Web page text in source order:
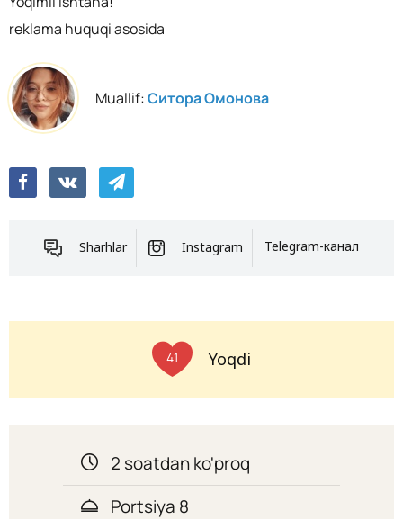
reklama huquqi asosida
Muallif:Ситора Омонова
Sharhlar Instagram Telegram-канал
41 Yoqdi
2 soatdan ko'proq
Portsiya 8